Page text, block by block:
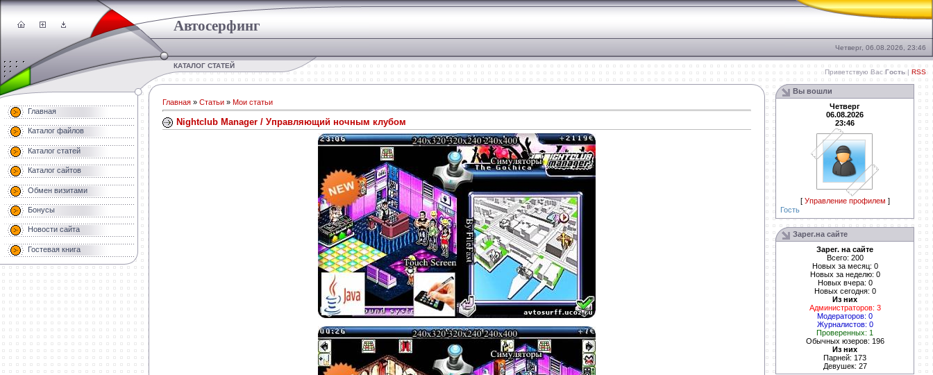
Автосерфинг
Четверг, 06.08.2026, 23:46
КАТАЛОГ СТАТЕЙ
Приветствую Вас Гость | RSS
Главная
Каталог файлов
Каталог статей
Каталог сайтов
Обмен визитами
Бонусы
Новости сайта
Гостевая книга
Главная » Статьи » Мои статьи
Nightclub Manager / Управляющий ночным клубом
Вы вошли
Четверг
06.08.2026
23:46
[ Управление профилем ]
Гость
Зарег.на сайте
Зарег. на сайте
Всего: 200
Новых за месяц: 0
Новых за неделю: 0
Новых вчера: 0
Новых сегодня: 0
Из них
Администраторов: 3
Модераторов: 0
Журналистов: 0
Проверенных: 1
Обычных юзеров: 196
Из них
Парней: 173
Девушек: 27